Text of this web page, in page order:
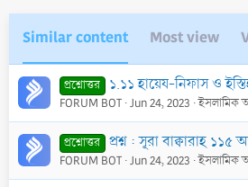
Similar content Most view
প্রশ্নোত্তর ১.১১ হায়েয-নিফাস ও
FORUM BOT Jun 24, 2023 ইসলামিক
প্রশ্নোত্তর প্রশ্ন : সূরা বাক্বারাহ ১১৫
FORUM BOT Jun 24, 2023 ইসলামিক